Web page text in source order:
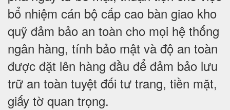
bổ nhiệm cán bộ cấp cao bàn giao kho
quỹ đảm bảo an toàn cho mọi hệ thống
ngân hàng, tính bảo mật và độ an toàn
được đặt lên hàng đầu để đảm bảo lưu
trữ an toàn tuyệt đối tư trang, tiền mặt,
giấy tờ quan trọng.